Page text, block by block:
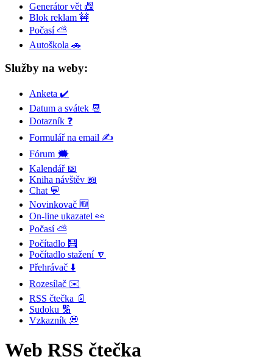
Generátor vět 📠
Blok reklam 🚧
Počasí ⛅
Autoškola 🚗
Služby na weby:
Anketa ✔️
Datum a svátek 📆
Dotazník ❓
Formulář na email ✍️
Fórum 🗯
Kalendář 📅
Kniha návštěv 📖
Chat 💬
Novinkovač 🆕
On-line ukazatel 👀
Počasí ⛅
Počítadlo 🧮
Počítadlo stažení 🔽
Přehrávač ⬇️
Rozesílač ✉️
RSS čtečka 📄
Sudoku 🔢
Vzkazník 💭
Web RSS čtečka